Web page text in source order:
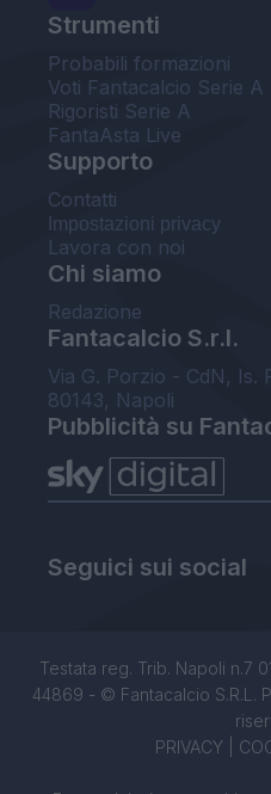
Strumenti
Probabili formazioni
Voti Fantacalcio Serie A
Rigoristi Serie A
FantaAsta Live
Supporto
Contatti
Impostazioni privacy
Lavora con noi
Chi siamo
Redazione
Fantacalcio S.r.l.
Via G. Porzio - CdN, Is.
80143, Napoli
Pubblicità su
Seguici sui social
Testata reg. Trib. Napoli n.7
44869 - © Fantacalcio S.R.L.
PRIVACY|